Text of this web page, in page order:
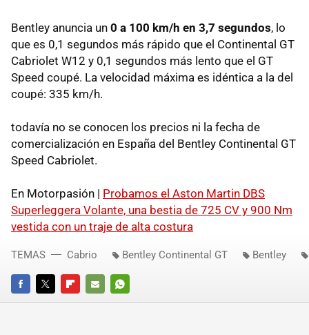
Bentley anuncia un 0 a 100 km/h en 3,7 segundos, lo
que es 0,1 segundos más rápido que el Continental GT
Cabriolet W12 y 0,1 segundos más lento que el GT
Speed coupé. La velocidad máxima es idéntica a la del
coupé: 335 km/h.
todavía no se conocen los precios ni la fecha de
comercialización en España del Bentley Continental GT
Speed Cabriolet.
En Motorpasión | Probamos el Aston Martin DBS
Superleggera Volante, una bestia de 725 CV y 900 Nm
vestida con un traje de alta costura
FACEBOOKTWITTERFLIPBOARD
E-
WHATSAPP
TEMAS Cabrio Bentley Continental GT Bentley